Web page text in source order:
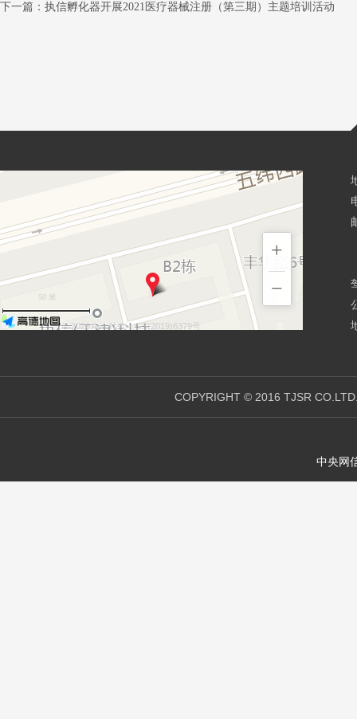
下一篇： 执信孵化器开展2021医疗器械注册（第三期）主题培训活动
+
−
50 米
© 2026 AutoNavi- GS(2019)6379号
COPYRIGHT © 2016 TJSR
中央网